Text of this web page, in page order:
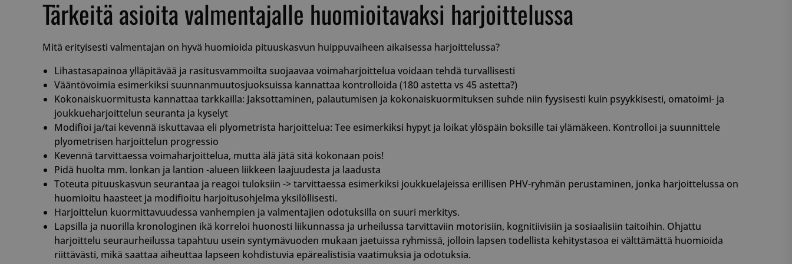
Tärkeitä asioita valmentajalle huomioitavaksi harjoittelussa
Mitä erityisesti valmentajan on hyvä huomioida pituuskasvun huippuvaiheen aikaisessa harjoittelussa?
Lihastasapainoa ylläpitävää ja rasitusvammoilta suojaavaa voimaharjoittelua voidaan tehdä turvallisesti
Vääntövoimia esimerkiksi suunnanmuutosjuoksuissa kannattaa kontrolloida (180 astetta vs 45 astetta?)
Kokonaiskuormitusta kannattaa tarkkailla: Jaksottaminen, palautumisen ja kokonaiskuormituksen suhde niin fyysisesti kuin psyykkisesti, omatoimi- ja
joukkueharjoittelun seuranta ja kyselyt
Modifioi ja/tai kevennä iskuttavaa eli plyometrista harjoittelua: Tee esimerkiksi hypyt ja loikat ylöspäin boksille tai ylämäkeen. Kontrolloi ja suunnittele
plyometrisen harjoittelun progressio
Kevennä tarvittaessa voimaharjoittelua, mutta älä jätä sitä kokonaan pois!
Pidä huolta mm. lonkan ja lantion -alueen liikkeen laajuudesta ja laadusta
Toteuta pituuskasvun seurantaa ja reagoi tuloksiin -> tarvittaessa esimerkiksi joukkuelajeissa erillisen PHV-ryhmän perustaminen, jonka harjoittelussa on
huomioitu haasteet ja modifioitu harjoitusohjelma yksilöllisesti.
Harjoittelun kuormittavuudessa vanhempien ja valmentajien odotuksilla on suuri merkitys.
Lapsilla ja nuorilla kronologinen ikä korreloi huonosti liikunnassa ja urheilussa tarvittaviin motorisiin, kognitiivisiin ja sosiaalisiin taitoihin. Ohjattu
harjoittelu seuraurheilussa tapahtuu usein syntymävuoden mukaan jaetuissa ryhmissä, jolloin lapsen todellista kehitystasoa ei välttämättä huomioida
riittävästi, mikä saattaa aiheuttaa lapseen kohdistuvia epärealistisia vaatimuksia ja odotuksia.
heidän mieltymyksiään
kunnioitetaan tulevissa
istunnoissa.
__cf_bm
Cloudflare Inc.
29 minuuttia
57 sekuntia
Tätä evästettä käytetään
erottamaan ihmiset ja botit. Tämä
jotta voidaan tehdä päteviä
raportteja verkkosivuston
käytöstä.
__cf_bm
Cloudflare Inc.
29 minuuttia
Tätä evästettä käytetään
jotta voidaan tehdä päteviä
raportteja verkkosivuston
__cf_bm
Cloudflare Inc.
.hs-scripts.com
jotta voidaan tehdä päteviä
raportteja verkkosivuston
__cf_bm
Cloudflare Inc.
.hs-banner.com
29 minuuttia
56 sekuntia
erottamaan ihmiset ja botit. Tämä
on hyödyllistä verkkosivustolle,
jotta voidaan tehdä päteviä